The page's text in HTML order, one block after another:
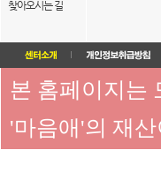
찾아오시는 길
본 홈페이지는
'마음애'의 재